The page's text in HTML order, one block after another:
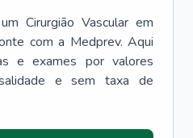
Cirurgião Vascular em
com a Medprev. Aqui
e exames por valores
e sem taxa de